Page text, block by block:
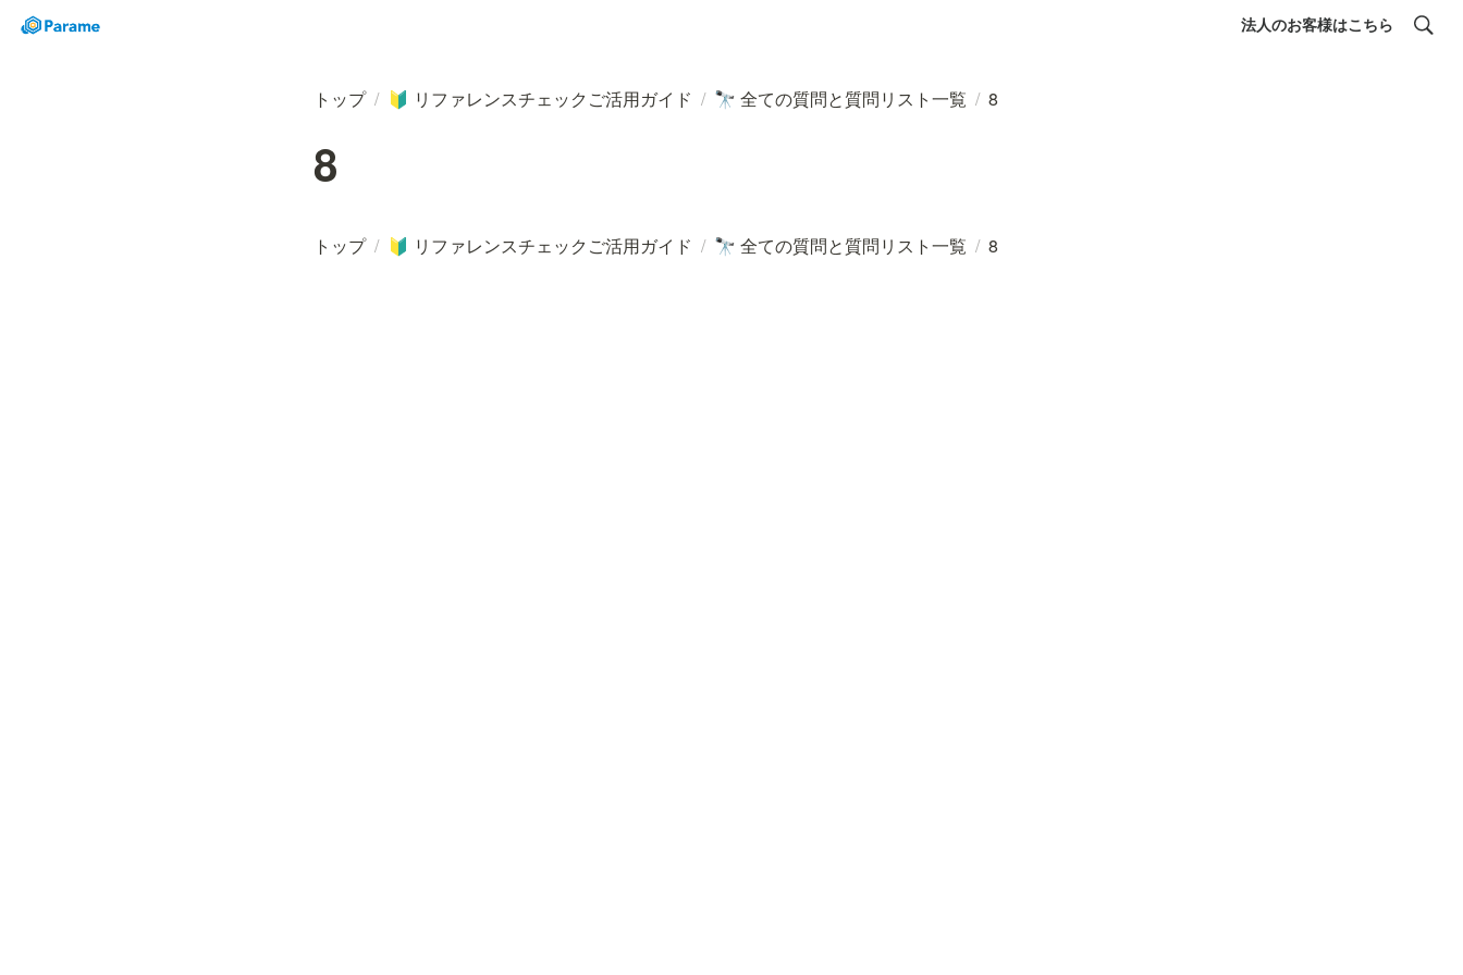
法人のお客様はこちら
トップ / 🔰 リファレンスチェックご活用ガイド / 🔭 全ての質問と質問リスト一覧 / 8
8
トップ / 🔰 リファレンスチェックご活用ガイド / 🔭 全ての質問と質問リスト一覧 / 8